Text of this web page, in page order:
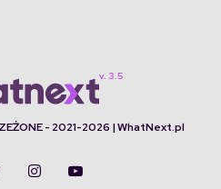
- 2021-2026 | WhatNext.pl